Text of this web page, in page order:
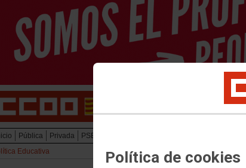
Política de cookies
Pública Privada PSEC Personal Laboral
Educativa